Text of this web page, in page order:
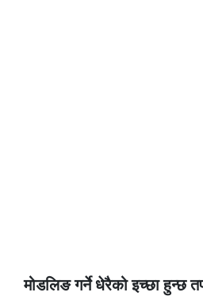
मोडलिङ गर्ने धेरैको इच्छा हुन्छ